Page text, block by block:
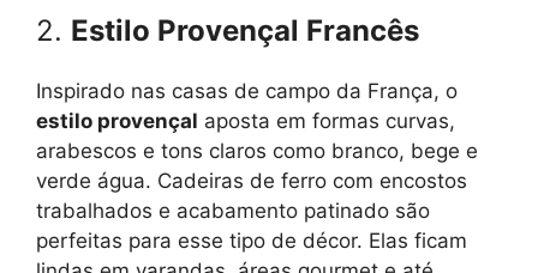
2. Estilo Provençal Francês
Inspirado nas casas de campo da França, o
estilo provençal aposta em formas curvas,
arabescos e tons claros como branco, bege e
verde água. Cadeiras de ferro com encostos
trabalhados e acabamento patinado são
perfeitas para esse tipo de décor. Elas ficam